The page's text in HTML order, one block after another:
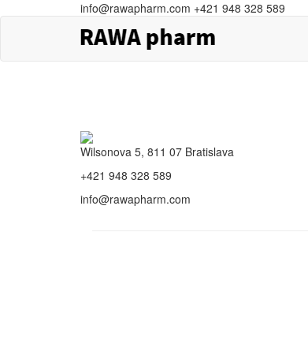
info@rawapharm.com +421 948 328 589
Wilsonova 5, 811 07 Bratislava
+421 948 328 589
info@rawapharm.com